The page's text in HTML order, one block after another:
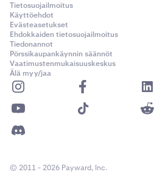
Tietosuojailmoitus
Käyttöehdot
Evästeasetukset
Ehdokkaiden tietosuojailmoitus
Tiedonannot
Pörssikaupankäynnin säännöt
Vaatimustenmukaisuuskeskus
Älä myy/jaa
© 2011 - 2026 Payward, Inc.